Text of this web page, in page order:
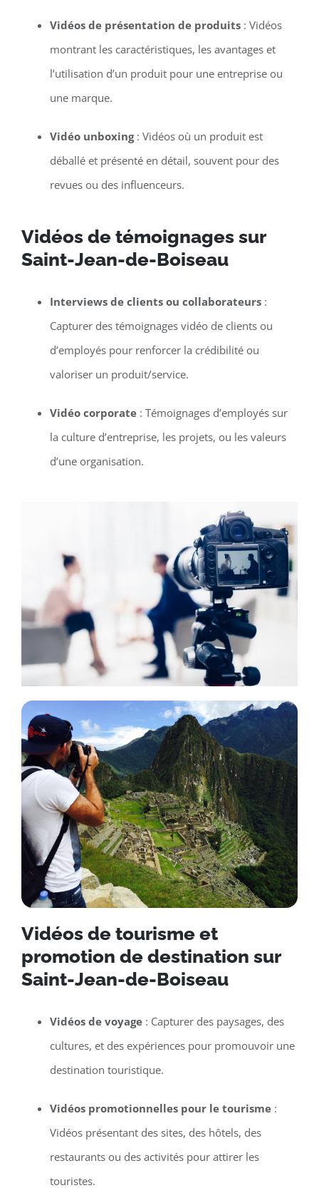
Vidéos de présentation de produits: Vidéos
montrant les caractéristiques, les avantages et
l’utilisation d’un produit pour une entreprise ou
une marque.
Vidéo unboxing: Vidéos où un produit est
déballé et présenté en détail, souvent pour des
revues ou des influenceurs.
Vidéos de témoignages sur
Saint-Jean-de-Boiseau
Interviews de clients ou collaborateurs:
Capturer des témoignages vidéo de clients ou
d’employés pour renforcer la crédibilité ou
valoriser un produit/service.
Vidéo corporate: Témoignages d’employés sur
la culture d’entreprise, les projets, ou les valeurs
d’une organisation.
Vidéos de tourisme et
promotion de destination sur
Saint-Jean-de-Boiseau
Vidéos de voyage: Capturer des paysages, des
cultures, et des expériences pour promouvoir une
destination touristique.
Vidéos promotionnelles pour le tourisme:
Vidéos présentant des sites, des hôtels, des
restaurants ou des activités pour attirer les
touristes.